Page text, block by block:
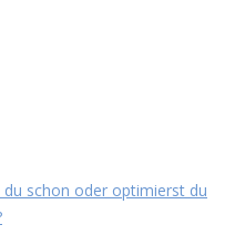
du schon oder optimierst du